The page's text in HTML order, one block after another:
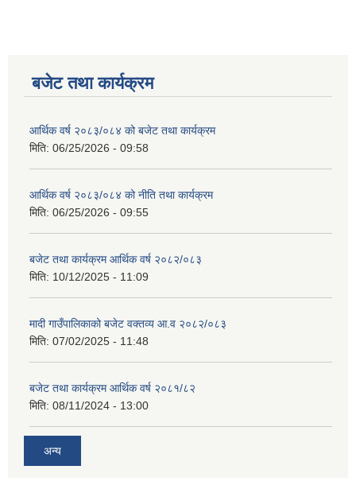
बजेट तथा कार्यक्रम
आर्थिक वर्ष २०८३/०८४ को बजेट तथा कार्यक्रम
मिति: 06/25/2026 - 09:58
आर्थिक वर्ष २०८३/०८४ को नीति तथा कार्यक्रम
मिति: 06/25/2026 - 09:55
बजेट तथा कार्यक्रम आर्थिक वर्ष २०८२/०८३
मिति: 10/12/2025 - 11:09
मादी गाउँपालिकाको बजेट वक्तव्य आ.व २०८२/०८३
मिति: 07/02/2025 - 11:48
बजेट तथा कार्यक्रम आर्थिक वर्ष २०८१/८२
मिति: 08/11/2024 - 13:00
अन्य